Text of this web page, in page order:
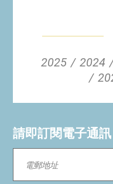
2025
2024
請即訂閱電子通訊